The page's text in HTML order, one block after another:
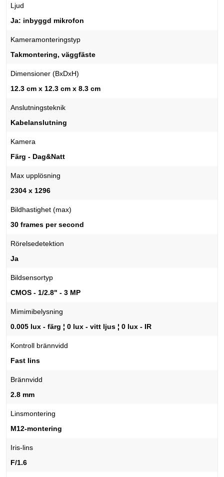
Ljud
Ja: inbyggd mikrofon
Kameramonteringstyp
Takmontering, väggfäste
Dimensioner (BxDxH)
12.3 cm x 12.3 cm x 8.3 cm
Anslutningsteknik
Kabelanslutning
Kamera
Färg - Dag&Natt
Max upplösning
2304 x 1296
Bildhastighet (max)
30 frames per second
Rörelsedetektion
Ja
Bildsensortyp
CMOS - 1/2.8" - 3 MP
Mimimibelysning
0.005 lux - färg ¦ 0 lux - vitt ljus ¦ 0 lux - IR
Kontroll brännvidd
Fast lins
Brännvidd
2.8 mm
Linsmontering
M12-montering
Iris-lins
F/1.6